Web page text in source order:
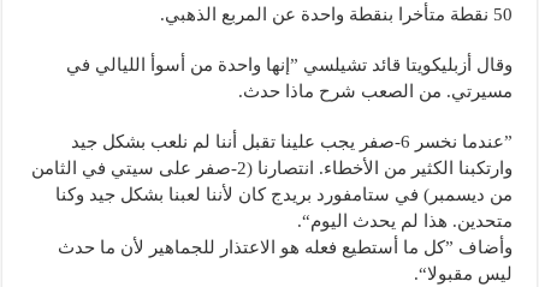
50 نقطة متأخرا بنقطة واحدة عن المربع الذهبي.
وقال أزبليكويتا قائد تشيلسي ”إنها واحدة من أسوأ الليالي في
مسيرتي. من الصعب شرح ماذا حدث.
”عندما نخسر 6-صفر يجب علينا تقبل أننا لم نلعب بشكل جيد
وارتكبنا الكثير من الأخطاء. انتصارنا (2-صفر على سيتي في الثامن
من ديسمبر) في ستامفورد بريدج كان لأننا لعبنا بشكل جيد وكنا
متحدين. هذا لم يحدث اليوم“.
وأضاف ”كل ما أستطيع فعله هو الاعتذار للجماهير لأن ما حدث
ليس مقبولا“.